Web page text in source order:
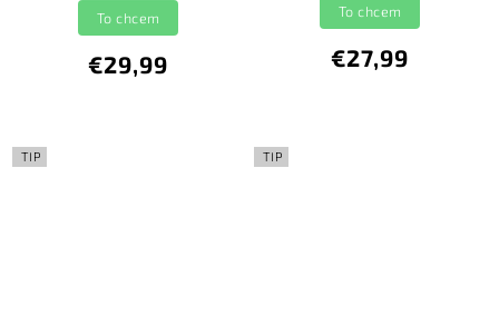
€29,99
To chcem
€27,99
To chcem
TIP TIP